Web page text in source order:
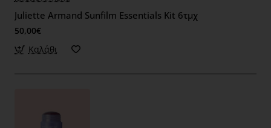
Juliette Armand Sunfilm Essentials Kit 6τμχ
50,00€
Καλάθι